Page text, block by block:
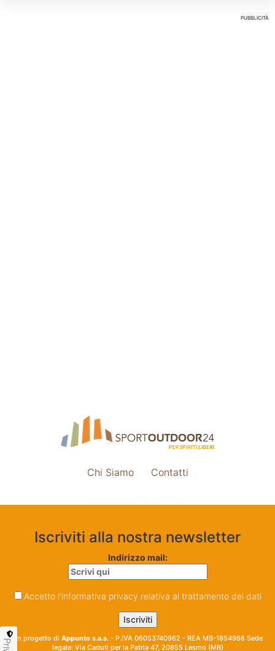
PUBBLICITÀ
Chi Siamo Contatti
Iscriviti alla nostra newsletter
Indirizzo mail:
Accetto l'informativa privacy relativa al trattamento dei dati
Un progetto di Appunto s.a.s. - P.IVA 06053740962 - REA MB-1854968 Sede
legale: Via Caduti per la Patria 47, 20855 Lesmo (MB)